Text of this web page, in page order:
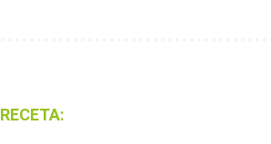
RECETA: